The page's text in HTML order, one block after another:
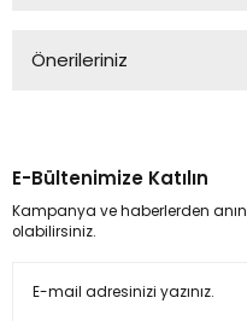
Önerileriniz
kullanarak tarafımıza
Görüş ve önerileriniz için
Ürün açıklamasında
E-Bültenimize Katılın
Kampanya ve haberlerden
olabilirsiniz.